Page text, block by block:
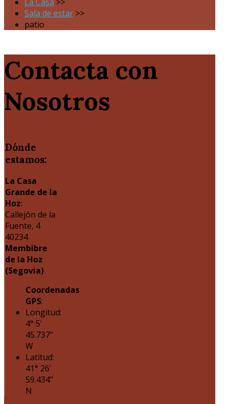
Sala de estar >>
patio
Contacta con
Nosotros
Dónde
estamos:
La Casa
Grande de la
Hoz:
Callejón de la
Fuente, 4
40234
Membibre
de la Hoz
(Segovia)
Coordenadas
GPS:
Longitud:
4° 5'
45.737"
W
Latitud:
41° 26'
59.434"
N